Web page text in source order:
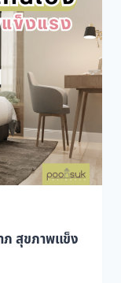
ภ สุขภาพแข็ง